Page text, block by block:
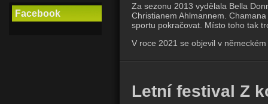
Facebook
Za sezonu 2013 vydělala Bella
Christianem Ahlmannem.
sportu pokračovat. Místo toho tak
V roce 2021 se objevil v
Letní festival Z